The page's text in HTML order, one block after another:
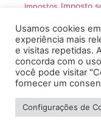
Impostos Imposto
Medida Provisória
Microempreendedor
da Economia
Receita
Usamos cookies
experiência mais
e visitas repetidas.
concorda com o
você pode visitar
fornecer um
Configurações de